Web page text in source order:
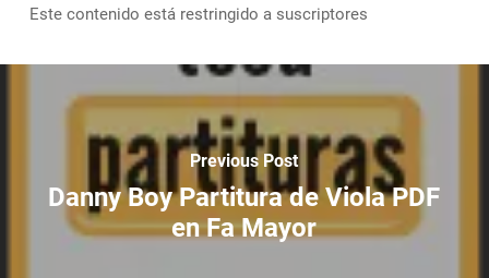
Este contenido está restringido a suscriptores
Previous Post
Danny Boy Partitura de Viola PDF
en Fa Mayor